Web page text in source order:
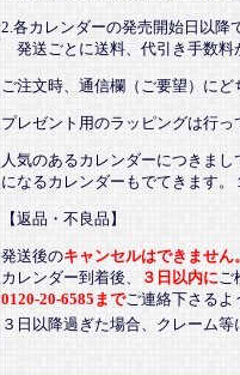
2.各カレンダーの発売開始日以降
発送ごとに送料、代引き手数料
ご注文時、通信欄（ご要望）にど
プレゼント用のラッピングは行っ
人気のあるカレンダーにつきま
になるカレンダーもでてきます。
【返品・不良品】
発送後のキャンセルはできません。
カレンダー到着後、
３日以内に
0120-20-6585までご連絡下さるよ
３日以降過ぎた場合、クレーム